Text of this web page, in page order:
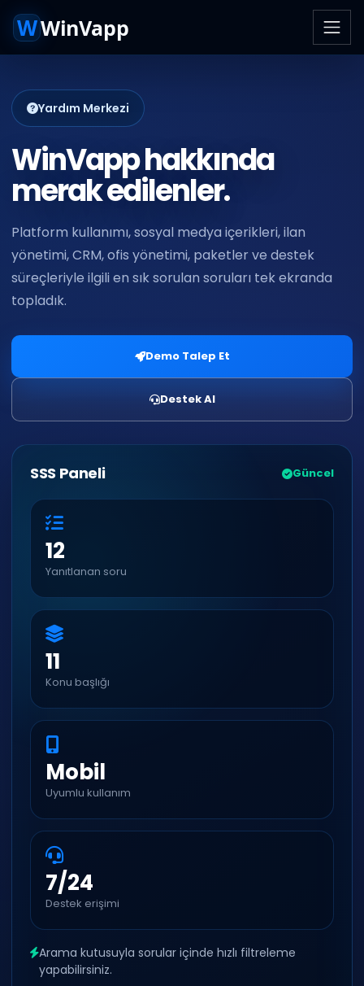
WWinVapp
Yardım Merkezi
WinVapp hakkında
merak edilenler.
Platform kullanımı, sosyal medya içerikleri, ilan
yönetimi, CRM, ofis yönetimi, paketler ve destek
süreçleriyle ilgili en sık sorulan soruları tek ekranda
topladık.
Demo Talep Et
Destek Al
SSS Paneli Güncel
12
Yanıtlanan soru
11
Konu başlığı
Mobil
Uyumlu kullanım
7/24
Destek erişimi
Arama kutusuyla sorular içinde hızlı filtreleme
yapabilirsiniz.